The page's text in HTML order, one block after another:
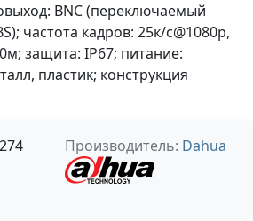
BNC (переключаемый
частота кадров: 25к/с@1080p,
защита: IP67; питание:
пластик; конструкция
Производитель: Dahua